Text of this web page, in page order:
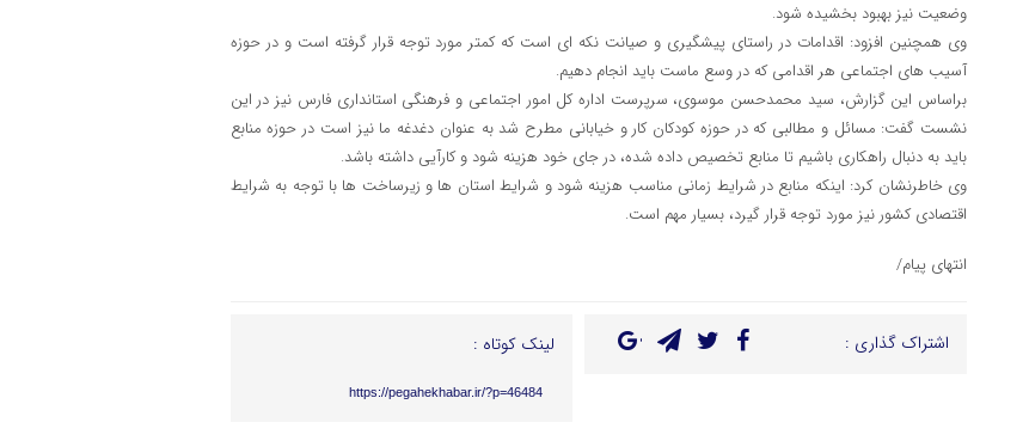
وضعیت نیز بهبود بخشیده شود.
وی همچنین افزود: اقدامات در راستای پیشگیری و صیانت نکه ای است که کمتر مورد توجه قرار گرفته است و در حوزه
آسیب های اجتماعی هر اقدامی که در وسع ماست باید انجام دهیم.
براساس این گزارش، سید محمدحسن موسوی، سرپرست اداره کل امور اجتماعی و فرهنگی استانداری فارس نیز در این
نشست گفت: مسائل و مطالبی که در حوزه کودکان کار و خیابانی مطرح شد به عنوان دغدغه ما نیز است در حوزه منابع
باید به دنبال راهکاری باشیم تا منابع تخصیص داده شده، در جای خود هزینه شود و کارآیی داشته باشد.
وی خاطرنشان کرد: اینکه منابع در شرایط زمانی مناسب هزینه شود و شرایط استان ها و زیرساخت ها با توجه به شرایط
اقتصادی کشور نیز مورد توجه قرار گیرد، بسیار مهم است.
انتهای پیام/
اشتراک گذاری : لینک کوتاه :
https://pegahekhabar.ir/?p=46484